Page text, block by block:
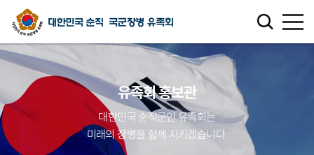
유족회 소개
유족회 홍보관
천국의 별님
유족회 홍보관
대한민국 순직군인 유족회는
미래의 장병을 함께 지키겠습니다.